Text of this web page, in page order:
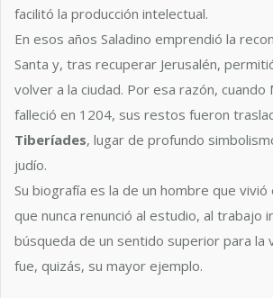
facilitó la producción intelectual.
En esos años Saladino emprendió la
Santa y, tras recuperar Jerusalén,
volver a la ciudad. Por esa razón, cuando
falleció en 1204, sus restos fueron
Tiberíades, lugar de profundo
judío.
Su biografía es la de un hombre que
que nunca renunció al estudio, al trabajo
búsqueda de un sentido superior para la
fue, quizás, su mayor ejemplo.